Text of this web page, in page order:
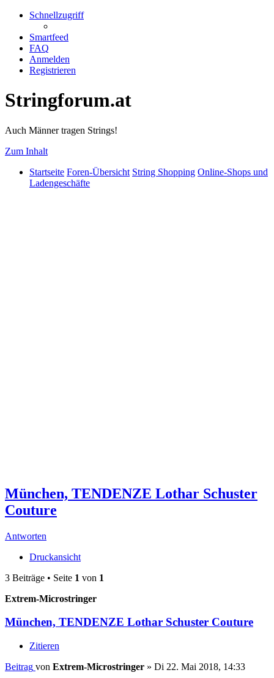
Schnellzugriff
Smartfeed
FAQ
Anmelden
Registrieren
Stringforum.at
Auch Männer tragen Strings!
Zum Inhalt
Startseite Foren-Übersicht String Shopping Online-Shops und
Ladengeschäfte
München, TENDENZE Lothar Schuster
Couture
Antworten
Druckansicht
3 Beiträge • Seite 1 von 1
Extrem-Microstringer
München, TENDENZE Lothar Schuster Couture
Zitieren
Beitrag von Extrem-Microstringer » Di 22. Mai 2018, 14:33